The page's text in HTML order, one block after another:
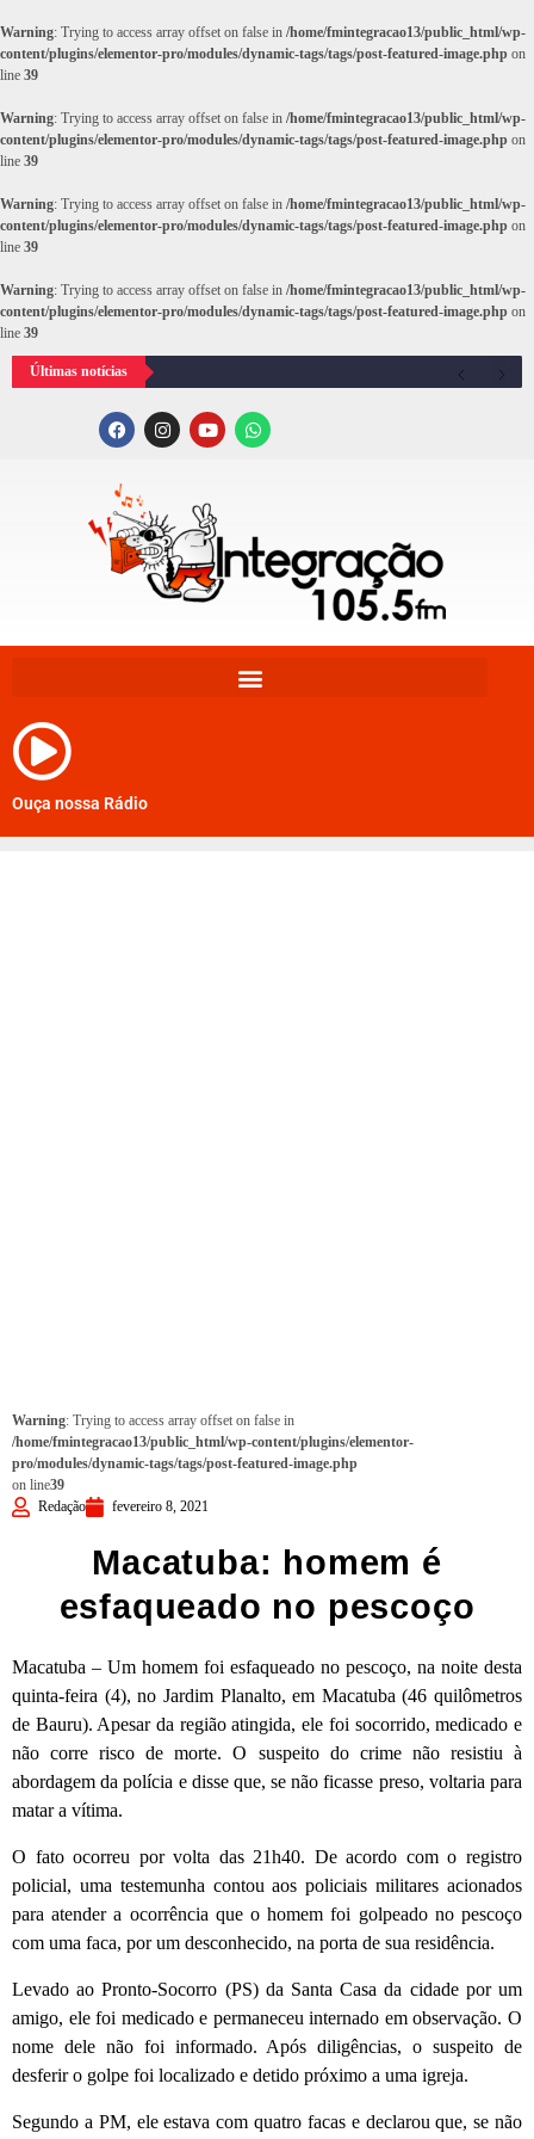
Warning: Trying to access array offset on false in /home/fmintegracao13/public_html/wp-
content/plugins/elementor-pro/modules/dynamic-tags/tags/post-featured-image.php on
line 39
Warning: Trying to access array offset on false in /home/fmintegracao13/public_html/wp-
content/plugins/elementor-pro/modules/dynamic-tags/tags/post-featured-image.php on
line 39
Warning: Trying to access array offset on false in /home/fmintegracao13/public_html/wp-
content/plugins/elementor-pro/modules/dynamic-tags/tags/post-featured-image.php on
line 39
Warning: Trying to access array offset on false in /home/fmintegracao13/public_html/wp-
content/plugins/elementor-pro/modules/dynamic-tags/tags/post-featured-image.php on
line 39
Últimas notícias
Ouça nossa Rádio
Warning: Trying to access array offset on false in
/home/fmintegracao13/public_html/wp-content/plugins/elementor-
pro/modules/dynamic-tags/tags/post-featured-image.php
on line39
Redação
fevereiro 8, 2021
Macatuba: homem é
esfaqueado no pescoço
Macatuba – Um homem foi esfaqueado no pescoço, na noite desta
quinta-feira (4), no Jardim Planalto, em Macatuba (46 quilômetros
de Bauru). Apesar da região atingida, ele foi socorrido, medicado e
não corre risco de morte. O suspeito do crime não resistiu à
abordagem da polícia e disse que, se não ficasse preso, voltaria para
matar a vítima.
O fato ocorreu por volta das 21h40. De acordo com o registro
policial, uma testemunha contou aos policiais militares acionados
para atender a ocorrência que o homem foi golpeado no pescoço
com uma faca, por um desconhecido, na porta de sua residência.
Levado ao Pronto-Socorro (PS) da Santa Casa da cidade por um
amigo, ele foi medicado e permaneceu internado em observação. O
nome dele não foi informado. Após diligências, o suspeito de
desferir o golpe foi localizado e detido próximo a uma igreja.
Segundo a PM, ele estava com quatro facas e declarou que, se não